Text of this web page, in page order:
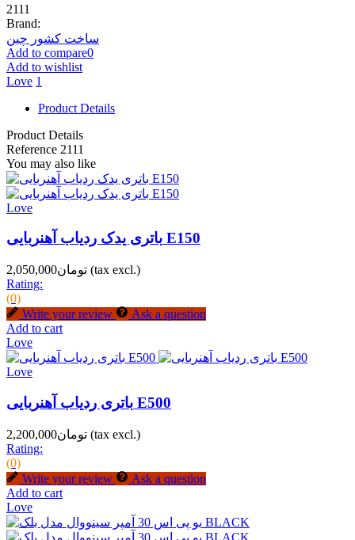
2111
Brand:
ساخت کشور چین
Add to compare0
Add to wishlist
Love 1
Product Details
Product Details
Reference 2111
You may also like
Love
باتری یدک ردیاب آهنربایی E150
تومان2,050,000 (tax excl.)
Rating:
(0)
Write your review
Ask a question
Add to cart
Love
Love
باتری ردیاب آهنربایی E500
تومان2,200,000 (tax excl.)
Rating:
(0)
Write your review
Ask a question
Add to cart
Love